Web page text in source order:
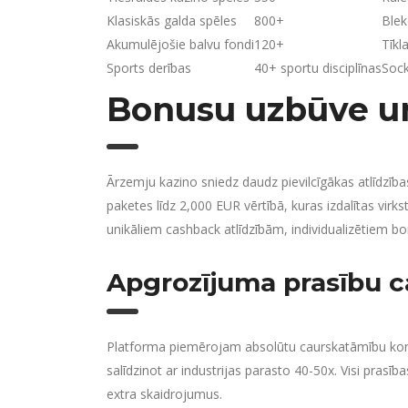
Klasiskās galda spēles
800+
Akumulējošie balvu fondi120+
Sports derības
40+ sportu disciplīnas
Bonusu uzbūve
Ārzemju kazino sniedz daudz pievilcīgākas
paketes līdz 2,000 EUR vērtībā, kuras izdalītas
unikāliem cashback atlīdzībām, individualizētiem
Apgrozījuma prasību
Platforma piemērojam absolūtu caurskatāmību
salīdzinot ar industrijas parasto 40-50x. Visi
extra skaidrojumus.